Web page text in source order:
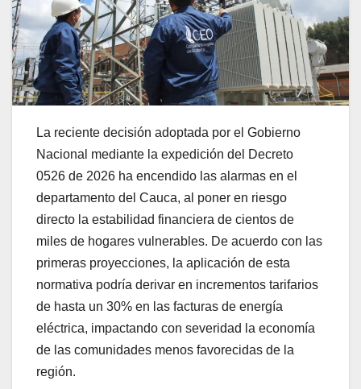
La reciente decisión adoptada por el Gobierno
Nacional mediante la expedición del Decreto
0526 de 2026 ha encendido las alarmas en el
departamento del Cauca, al poner en riesgo
directo la estabilidad financiera de cientos de
miles de hogares vulnerables. De acuerdo con las
primeras proyecciones, la aplicación de esta
normativa podría derivar en incrementos tarifarios
de hasta un 30% en las facturas de energía
eléctrica, impactando con severidad la economía
de las comunidades menos favorecidas de la
región.